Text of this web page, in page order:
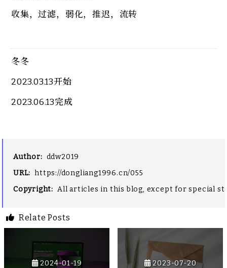
收集，过滤，弱化，推迟，流转
冬冬
2023.03.13开始
2023.06.13完成
Author: ddw2019
URL: https://dongliang1996.cn/055
Copyright: All articles in this blog, except for special
Relate Posts
2024-01-19
2023-07-20